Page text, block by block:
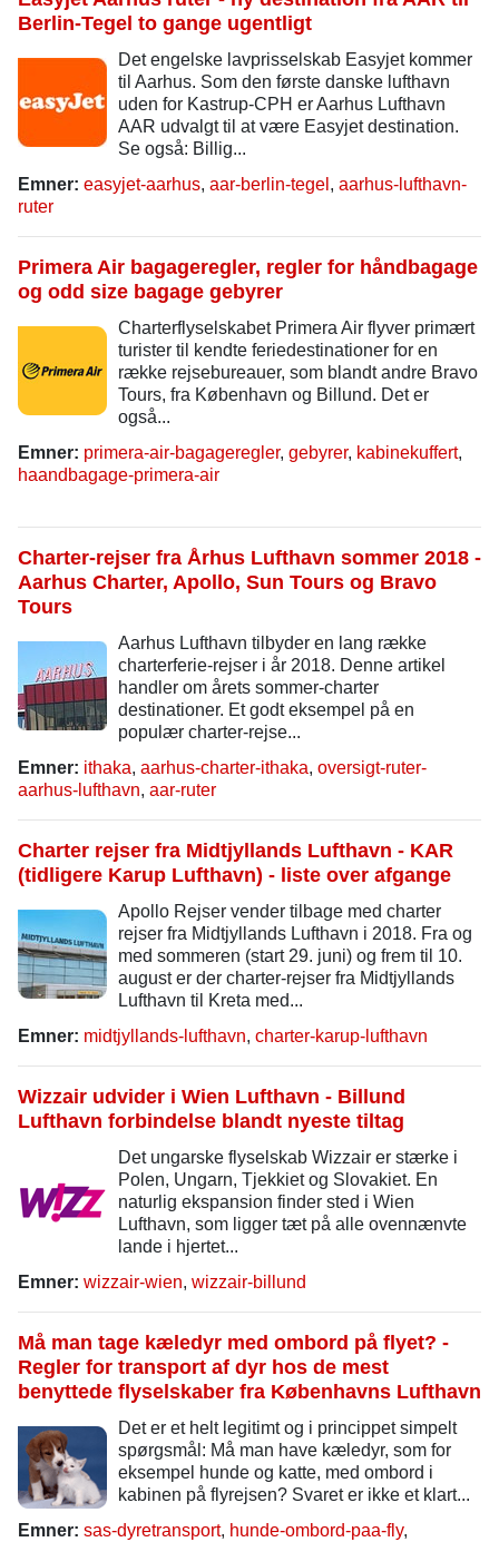
Berlin-Tegel to gange ugentligt
Det engelske lavprisselskab Easyjet kommer
til Aarhus. Som den første danske lufthavn
uden for Kastrup-CPH er Aarhus Lufthavn
AAR udvalgt til at være Easyjet destination.
Se også: Billig...
Emner: easyjet-aarhus, aar-berlin-tegel , aarhus-lufthavn-
ruter
Primera Air bagageregler, regler for håndbagage
og odd size bagage gebyrer
Charterflyselskabet Primera Air flyver primært
turister til kendte feriedestinationer for en
række rejsebureauer, som blandt andre Bravo
Tours, fra København og Billund. Det er
også...
Emner: primera-air-bagageregler, gebyrer, kabinekuffert,
haandbagage-primera-air
Charter-rejser fra Århus Lufthavn sommer 2018 -
Aarhus Charter, Apollo, Sun Tours og Bravo
Tours
Aarhus Lufthavn tilbyder en lang række
charterferie-rejser i år 2018. Denne artikel
handler om årets sommer-charter
destinationer. Et godt eksempel på en
populær charter-rejse...
Emner: ithaka, aarhus-charter-ithaka, oversigt-ruter-
aarhus-lufthavn, aar-ruter
Charter rejser fra Midtjyllands Lufthavn - KAR
(tidligere Karup Lufthavn) - liste over afgange
Apollo Rejser vender tilbage med charter
rejser fra Midtjyllands Lufthavn i 2018. Fra og
med sommeren (start 29. juni) og frem til 10.
august er der charter-rejser fra Midtjyllands
Lufthavn til Kreta med...
Emner: midtjyllands-lufthavn, charter-karup-lufthavn
Wizzair udvider i Wien Lufthavn - Billund
Lufthavn forbindelse blandt nyeste tiltag
Det ungarske flyselskab Wizzair er stærke i
Polen, Ungarn, Tjekkiet og Slovakiet. En
naturlig ekspansion finder sted i Wien
Lufthavn, som ligger tæt på alle ovennænvte
lande i hjertet...
Emner: wizzair-wien, wizzair-billund
Må man tage kæledyr med ombord på flyet? -
Regler for transport af dyr hos de mest
benyttede flyselskaber fra Københavns Lufthavn
Det er et helt legitimt og i princippet simpelt
spørgsmål: Må man have kæledyr, som for
eksempel hunde og katte, med ombord i
kabinen på flyrejsen? Svaret er ikke et klart...
Emner: sas-dyretransport, hunde-ombord-paa-fly,